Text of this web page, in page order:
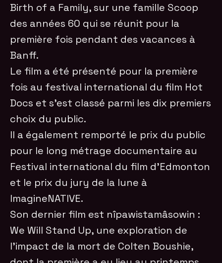
Birth of a Family, sur une famille Scoop
des années 60 qui se réunit pour la
première fois pendant des vacances à
Banff.
Le film a été présenté pour la première
fois au festival international du film Hot
Docs et s’est classé parmi les dix premiers
choix du public.
Il a également remporté le prix du public
pour le long métrage documentaire au
Festival international du film d’Edmonton
et le prix du jury de la lune à
ImagineNATIVE.
Son dernier film est nîpawistamâsowin :
We Will Stand Up, une exploration de
l’impact de la mort de Colten Boushie,